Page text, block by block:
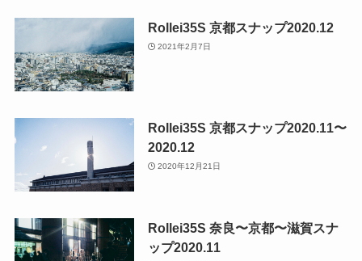
Rollei35S 京都スナップ2020.12
2021年2月7日
Rollei35S 京都スナップ2020.11〜
2020.12
2020年12月21日
Rollei35S 奈良〜京都〜滋賀スナ
ップ2020.11